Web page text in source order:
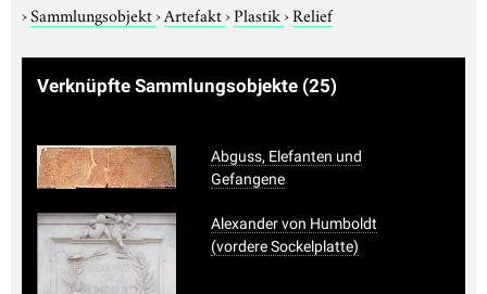
›Sammlungsobjekt›Artefakt›Plastik›Relief
Verknüpfte Sammlungsobjekte (25)
Abguss, Elefanten und
Gefangene
Alexander von Humboldt
(vordere Sockelplatte)